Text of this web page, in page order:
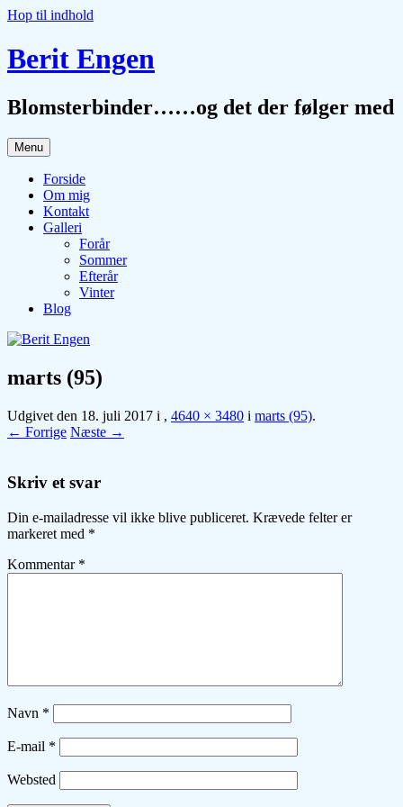
Hop til indhold
Berit Engen
Blomsterbinder……og det der følger med
Menu
Forside
Om mig
Kontakt
Galleri
Forår
Sommer
Efterår
Vinter
Blog
marts (95)
Udgivet den 18. juli 2017 i , 4640 × 3480 i marts (95).
← Forrige Næste →
Skriv et svar
Din e-mailadresse vil ikke blive publiceret. Krævede felter er
markeret med *
Kommentar *
Navn *
E-mail *
Websted